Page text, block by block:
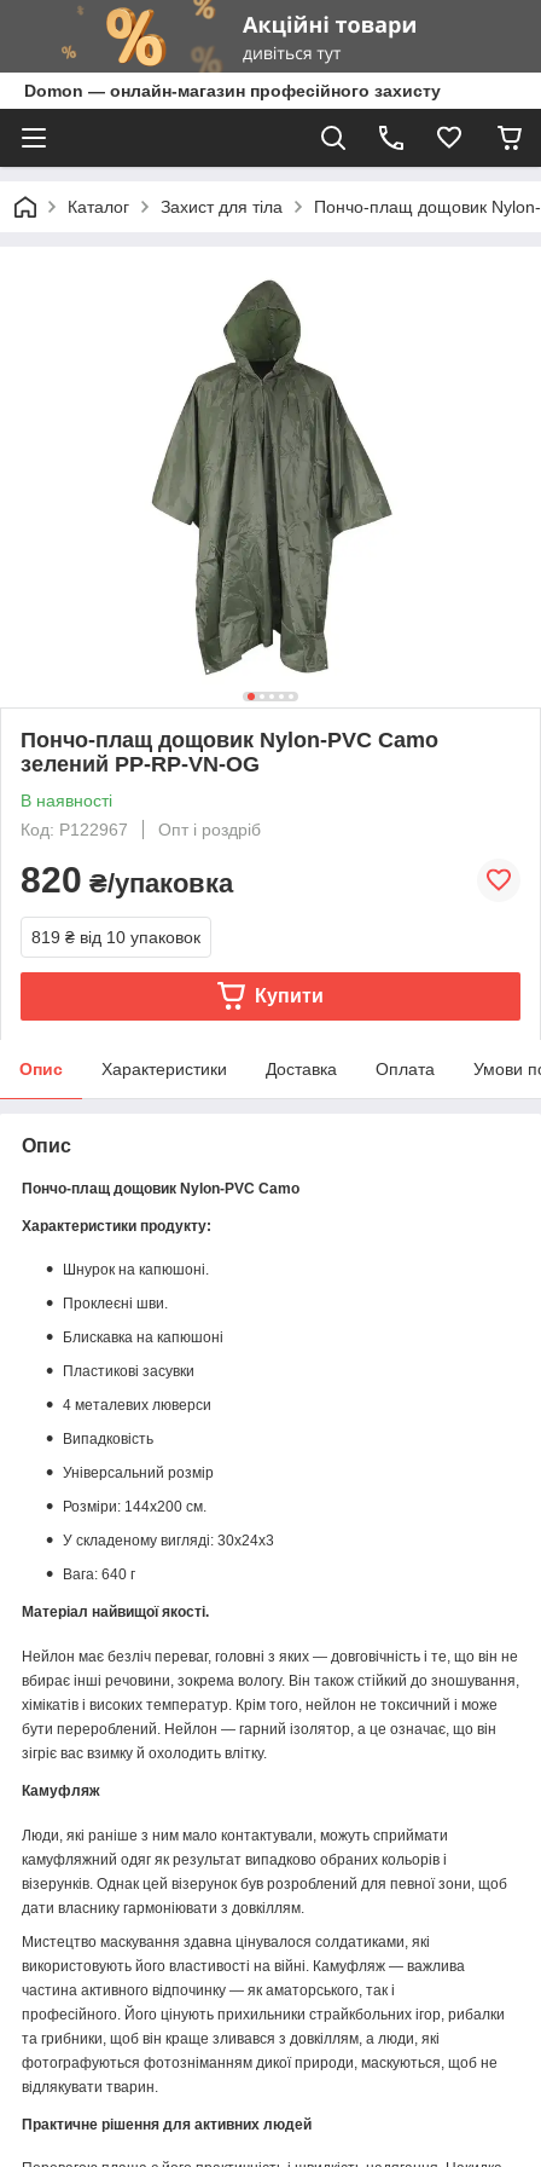
Domon — онлайн-магазин професійного захисту
Каталог Захист для тіла Пончо-плащ дощовик
Пончо-плащ дощовик Nylon-PVC Camo
зелений PP-RP-VN-OG
В наявності
Код: P122967
Опт і роздріб
820 ₴/упаковка
819 ₴ від 10 упаковок
Купити
Опис Характеристики Доставка Оплата Умови
Опис
Пончо-плащ дощовик Nylon-PVC Camo
Характеристики продукту:
Шнурок на капюшоні.
Проклеєні шви.
Блискавка на капюшоні
Пластикові засувки
4 металевих люверси
Випадковість
Універсальний розмір
Розміри: 144x200 см.
У складеному вигляді: 30x24x3
Вага: 640 г
Матеріал найвищої якості.
Нейлон має безліч переваг, головні з яких — довговічність і те, що він не
вбирає інші речовини, зокрема вологу. Він також стійкий до зношування,
хімікатів і високих температур. Крім того, нейлон не токсичний і може
бути перероблений. Нейлон — гарний ізолятор, а це означає, що він
зігріє вас взимку й охолодить влітку.
Камуфляж
Люди, які раніше з ним мало контактували, можуть сприймати
камуфляжний одяг як результат випадково обраних кольорів і
візерунків. Однак цей візерунок був розроблений для певної зони, щоб
дати власнику гармоніювати з довкіллям.
Мистецтво маскування здавна цінувалося солдатиками, які
використовують його властивості на війні. Камуфляж — важлива
частина активного відпочинку — як аматорського, так і
професійного. Його цінують прихильники страйкбольних ігор, рибалки
та грибники, щоб він краще зливався з довкіллям, а люди, які
фотографуються фотозніманням дикої природи, маскуються, щоб не
відлякувати тварин.
Практичне рішення для активних людей